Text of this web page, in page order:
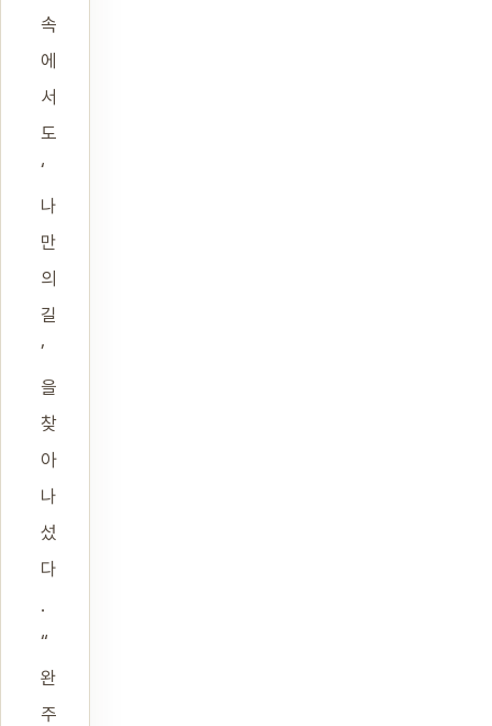
속
에
서
도
‘
나
만
의
길
’
을
찾
아
나
섰
다
.
“
완
주